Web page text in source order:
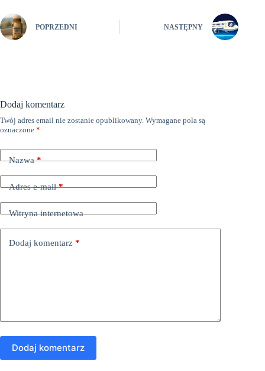
POPRZEDNI NASTĘPNY
Dodaj komentarz
Twój adres email nie zostanie opublikowany. Wymagane pola są
oznaczone *
Nazwa*
Adres e-mail*
Witryna internetowa
Dodaj komentarz *
Dodaj komentarz